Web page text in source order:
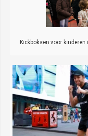
Kickboksen voor kinderen